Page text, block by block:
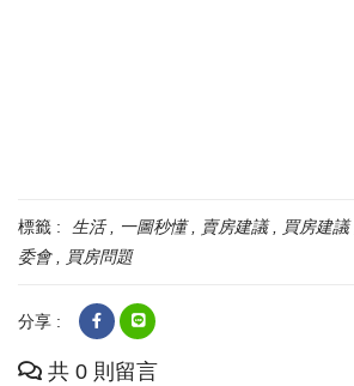
標籤 : 生活 一圖秒懂 賣房建議 買房建議
委會
買房問題
分享 :
共 0 則留言